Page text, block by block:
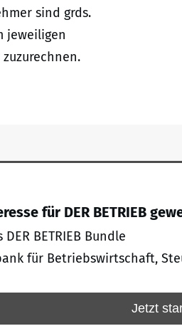
sind grds.
jeweiligen
für DER BETRIEB
BETRIEB Bundle
für Betriebswirtschaft,
Jetzt